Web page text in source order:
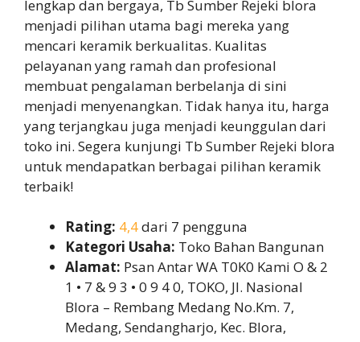
lengkap dan bergaya, Tb Sumber Rejeki blora
menjadi pilihan utama bagi mereka yang
mencari keramik berkualitas. Kualitas
pelayanan yang ramah dan profesional
membuat pengalaman berbelanja di sini
menjadi menyenangkan. Tidak hanya itu, harga
yang terjangkau juga menjadi keunggulan dari
toko ini. Segera kunjungi Tb Sumber Rejeki blora
untuk mendapatkan berbagai pilihan keramik
terbaik!
Rating: 4,4dari 7 pengguna
Kategori Usaha: Toko Bahan Bangunan
Alamat: Psan Antar WA T0K0 Kami O & 2
1 • 7 & 9 3 • 0 9 4 0, TOKO, Jl. Nasional
Blora – Rembang Medang No.Km. 7,
Medang, Sendangharjo, Kec. Blora,